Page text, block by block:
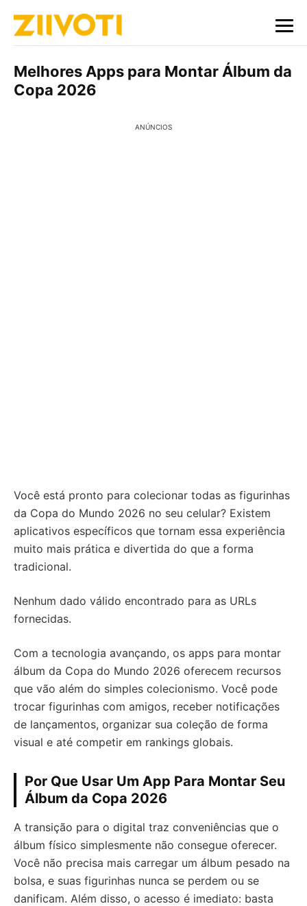
Melhores Apps para Montar Álbum da
Copa 2026
ANÚNCIOS
Você está pronto para colecionar todas as figurinhas
da Copa do Mundo 2026 no seu celular? Existem
aplicativos específicos que tornam essa experiência
muito mais prática e divertida do que a forma
tradicional.
Nenhum dado válido encontrado para as URLs
fornecidas.
Com a tecnologia avançando, os apps para montar
álbum da Copa do Mundo 2026 oferecem recursos
que vão além do simples colecionismo. Você pode
trocar figurinhas com amigos, receber notificações
de lançamentos, organizar sua coleção de forma
visual e até competir em rankings globais.
Por Que Usar Um App Para Montar Seu
Álbum da Copa 2026
A transição para o digital traz conveniências que o
álbum físico simplesmente não consegue oferecer.
Você não precisa mais carregar um álbum pesado na
bolsa, e suas figurinhas nunca se perdem ou se
danificam. Além disso, o acesso é imediato: basta